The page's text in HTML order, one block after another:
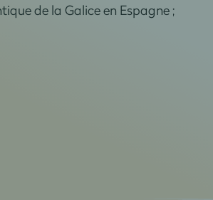
de la Galice en Espagne ;